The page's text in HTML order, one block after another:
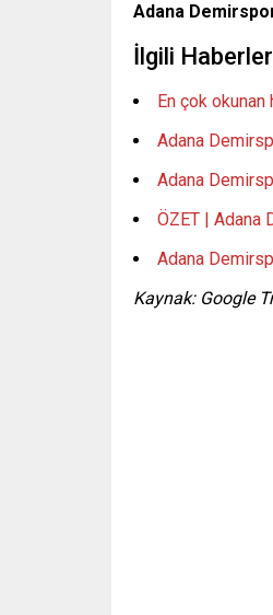
Adana
İlgili Haberler
En çok okunan
Adana
Adana
ÖZET | Adana
Adana
Kaynak: Google